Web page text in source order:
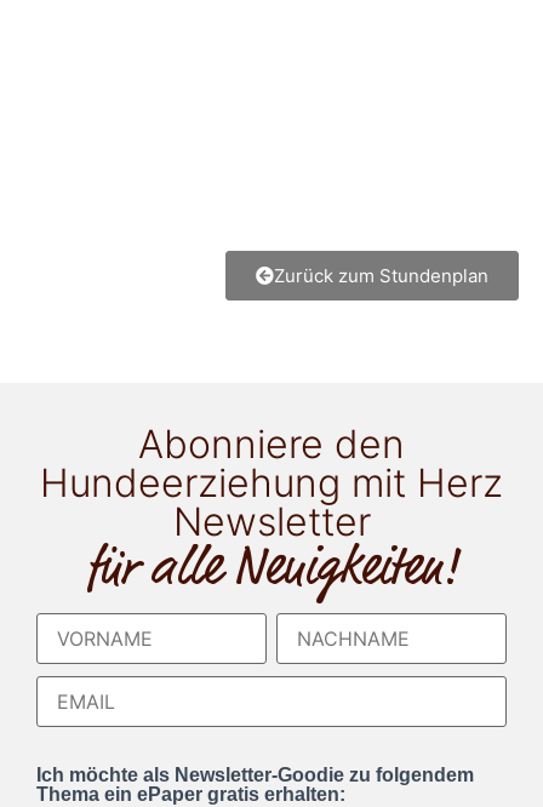
Zurück zum Stundenplan
Abonniere den
Hundeerziehung mit Herz
Newsletter
für alle Neuigkeiten!
Ich möchte als Newsletter-Goodie zu folgendem
Thema ein ePaper gratis erhalten: